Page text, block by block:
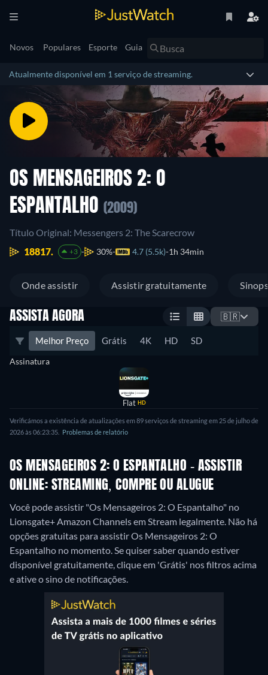
Novos Populares Esporte Guia
Atualmente disponível em 1 serviço de streaming.
OS MENSAGEIROS 2: O
ESPANTALHO (2009)
Título Original: Messengers 2: The Scarecrow
18817.
+3 30% 4.7 (5.5k) 1h 34min
Onde assistir Assistir gratuitamente
ASSISTA AGORA 🇧🇷
Melhor Preço Grátis 4K HD SD
Assinatura
Flat HD
Verificámos a existência de atualizações em 89 serviços de streaming em 25 de julho de
2026 às 06:23:35.
Problemas de relatório
OS MENSAGEIROS 2: O ESPANTALHO - ASSISTIR
ONLINE: STREAMING, COMPRE OU ALUGUE
Você pode assistir "Os Mensageiros 2: O Espantalho" no
Lionsgate+ Amazon Channels em Stream legalmente. Não há
opções gratuitas para assistir Os Mensageiros 2: O
Espantalho no momento. Se quiser saber quando estiver
disponível gratuitamente, clique em 'Grátis' nos filtros acima
e ative o sino de notificações.